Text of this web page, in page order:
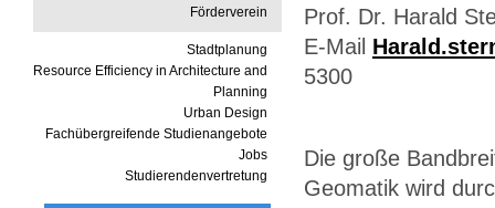
Förderverein
Stadtplanung
Resource Efficiency in Architecture and
Planning
Urban Design
Fachübergreifende Studienangebote
Jobs
Studierendenvertretung
Prof. Dr. Harald
E-Mail
5300
Die große
Geomatik wird